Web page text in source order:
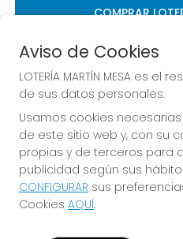
COMPRAR
Imagen anterior
LOTERÍA MARTÍN MESA
Aviso de Cookies
LOTERÍA MARTÍN MESA es
de sus datos personales.
Usamos cookies
de este sitio web y, con su
propias y de terceros para
publicidad según sus
CONFIGURAR sus
Cookies AQUÍ.